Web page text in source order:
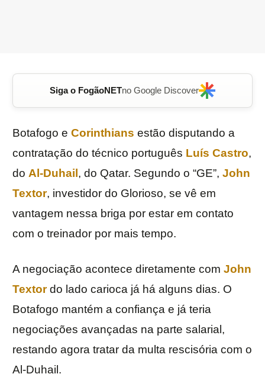
Siga o FogãoNETno Google Discover
Botafogo e Corinthians estão disputando a
contratação do técnico português Luís Castro,
do Al-Duhail , do Qatar. Segundo o “GE”, John
Textor, investidor do Glorioso, se vê em
vantagem nessa briga por estar em contato
com o treinador por mais tempo.
A negociação acontece diretamente com John
Textordo lado carioca já há alguns dias. O
Botafogo mantém a confiança e já teria
negociações avançadas na parte salarial,
restando agora tratar da multa rescisória com o
Al-Duhail.